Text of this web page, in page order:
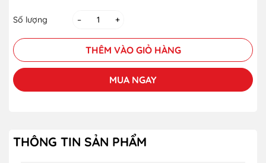
Số lượng – +
THÊM VÀO GIỎ HÀNG
MUA NGAY
THÔNG TIN SẢN PHẨM